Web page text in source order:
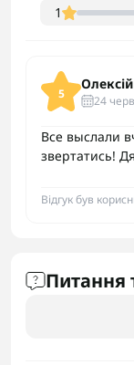
1
5
Олексій
24
Все выслали
звертатись!
Відгук був
Питання